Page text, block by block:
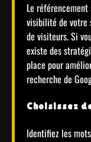
Le
visibilité de votre
de visiteurs. Si
existe des
place pour
recherche de
Choisissez
Identifiez les